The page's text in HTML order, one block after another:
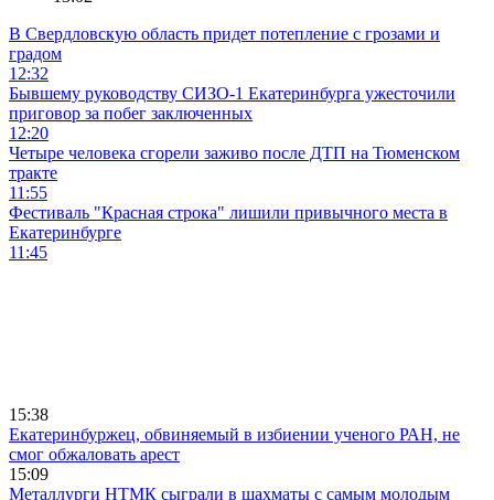
В Свердловскую область придет потепление с грозами и
градом
12:32
Бывшему руководству СИЗО-1 Екатеринбурга ужесточили
приговор за побег заключенных
12:20
Четыре человека сгорели заживо после ДТП на Тюменском
тракте
11:55
Фестиваль "Красная строка" лишили привычного места в
Екатеринбурге
11:45
15:38
Екатеринбуржец, обвиняемый в избиении ученого РАН, не
смог обжаловать арест
15:09
Металлурги НТМК сыграли в шахматы с самым молодым